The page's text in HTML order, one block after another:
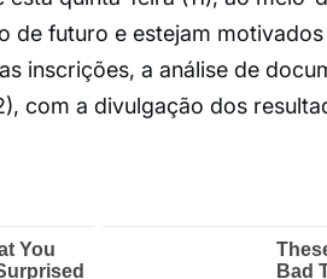
de futuro e estejam
inscrições, a análise de
com a divulgação dos